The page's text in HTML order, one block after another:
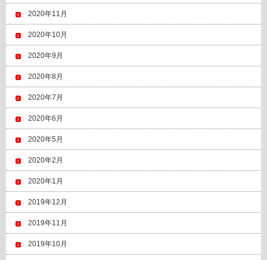
2020年11月
2020年10月
2020年9月
2020年8月
2020年7月
2020年6月
2020年5月
2020年2月
2020年1月
2019年12月
2019年11月
2019年10月